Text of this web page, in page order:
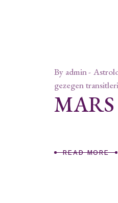
By admin
gezegen transitleri
READ MORE